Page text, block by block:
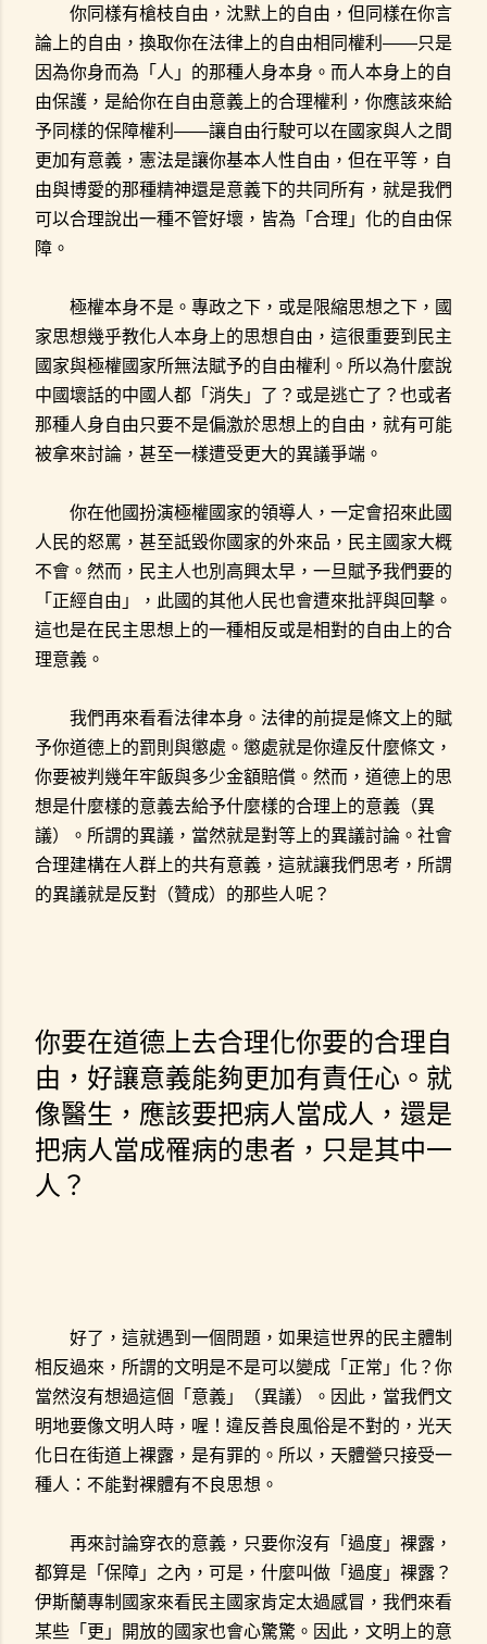
你同樣有槍枝自由，沈默上的自由，但同樣在你言
論上的自由，換取你在法律上的自由相同權利——只是
因為你身而為「人」的那種人身本身。而人本身上的自
由保護，是給你在自由意義上的合理權利，你應該來給
予同樣的保障權利——讓自由行駛可以在國家與人之間
更加有意義，憲法是讓你基本人性自由，但在平等，自
由與博愛的那種精神還是意義下的共同所有，就是我們
可以合理說出一種不管好壞，皆為「合理」化的自由保
障。
極權本身不是。專政之下，或是限縮思想之下，國
家思想幾乎教化人本身上的思想自由，這很重要到民主
國家與極權國家所無法賦予的自由權利。所以為什麼說
中國壞話的中國人都「消失」了？或是逃亡了？也或者
那種人身自由只要不是偏激於思想上的自由，就有可能
被拿來討論，甚至一樣遭受更大的異議爭端。
你在他國扮演極權國家的領導人，一定會招來此國
人民的怒罵，甚至詆毀你國家的外來品，民主國家大概
不會。然而，民主人也別高興太早，一旦賦予我們要的
「正經自由」，此國的其他人民也會遭來批評與回擊。
這也是在民主思想上的一種相反或是相對的自由上的合
理意義。
我們再來看看法律本身。法律的前提是條文上的賦
予你道德上的罰則與懲處。懲處就是你違反什麼條文，
你要被判幾年牢飯與多少金額賠償。然而，道德上的思
想是什麼樣的意義去給予什麼樣的合理上的意義（異
議）。所謂的異議，當然就是對等上的異議討論。社會
合理建構在人群上的共有意義，這就讓我們思考，所謂
的異議就是反對（贊成）的那些人呢？
你要在道德上去合理化你要的合理自
由，好讓意義能夠更加有責任心。就
像醫生，應該要把病人當成人，還是
把病人當成罹病的患者，只是其中一
人？
好了，這就遇到一個問題，如果這世界的民主體制
相反過來，所謂的文明是不是可以變成「正常」化？你
當然沒有想過這個「意義」（異議）。因此，當我們文
明地要像文明人時，喔！違反善良風俗是不對的，光天
化日在街道上裸露，是有罪的。所以，天體營只接受一
種人：不能對裸體有不良思想。
再來討論穿衣的意義，只要你沒有「過度」裸露，
都算是「保障」之內，可是，什麼叫做「過度」裸露？
伊斯蘭專制國家來看民主國家肯定太過感冒，我們來看
某些「更」開放的國家也會心驚驚。因此，文明上的意